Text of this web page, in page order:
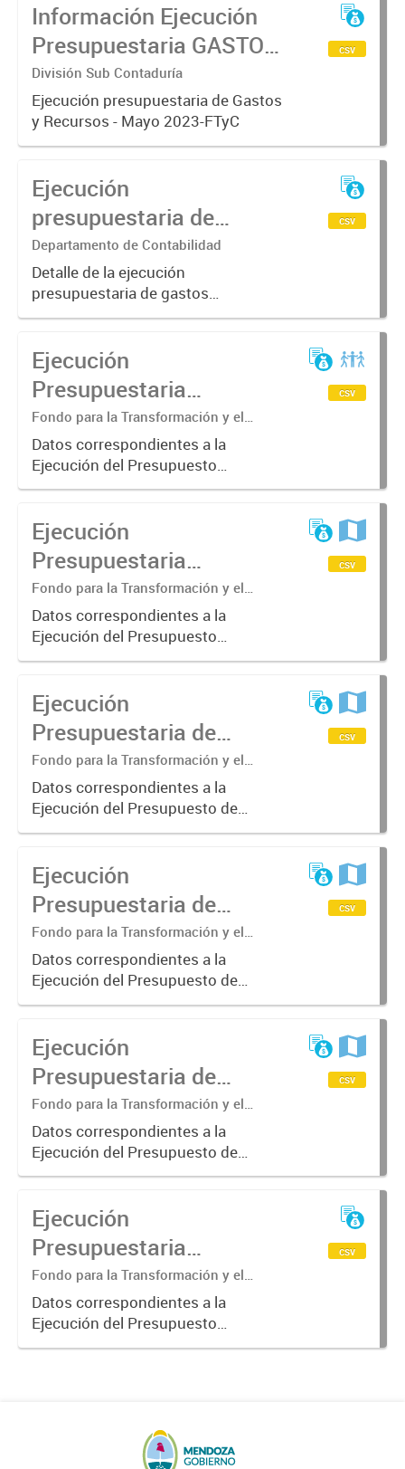
Información Ejecución
Presupuestaria GASTOS
Y RECURSOS - FTyC
2023
División Sub Contaduría
Ejecución presupuestaria de Gastos
y Recursos - Mayo 2023-FTyC
csv
Ejecución
presupuestaria de
Gastos 2022-FTyC
Departamento de Contabilidad
Detalle de la ejecución
presupuestaria de gastos
acumulado al mes de Abril del año
csv
Ejecución
Presupuestaria
Acumulada Fondo para
la Transformación y el
Crecimiento. Año 2020
Fondo para la Transformación y el
Crecimiento. División Sub Contaduría
Datos correspondientes a la
Ejecución del Presupuesto
acumulada del ejercicio 2020
Transformación y el Crecimiento.
csv
Ejecución
Presupuestaria
Acumulada Fondo para
la Transformación y el
Crecimiento. Año 2021.
Fondo para la Transformación y el
Crecimiento. División Sub Contaduría.
Datos correspondientes a la
Ejecución del Presupuesto
acumulada del ejercicio 2021
Transformación y el Crecimiento.
csv
Ejecución
Presupuestaria de
Gastos Fondo para la
Transformación y el
Crecimiento 2019
Fondo para la Transformación y el
Crecimiento. División Sub Contaduría.
Datos correspondientes a la
Ejecución del Presupuesto de
Gastos del Fondo para la
el Ejercicio 2019.
csv
Ejecución
Presupuestaria de
Gastos Fondo para la
Transformación y el
Crecimiento. Años
Fondo para la Transformación y el
Crecimiento. División Sub Contaduría.
Datos correspondientes a la
Ejecución del Presupuesto de
Gastos del Fondo para la
los años 2020 y 2021.
csv
Ejecución
Presupuestaria de
Gastos Fondo para la
Transformación y el
Crecimiento 2018
Fondo para la Transformación y el
Crecimiento. Departamento
Contabilidad.
Datos correspondientes a la
Ejecución del Presupuesto de
Gastos del Fondo para la
el Ejercicio 2018.
csv
Ejecución
Presupuestaria
Acumulada Fondo para
la Transformación y el
Crecimiento. Año 2022..
Fondo para la Transformación y el
Crecimiento. División Sub Contaduría
Datos correspondientes a la
Ejecución del Presupuesto
acumulada del ejercicio 2022
csv